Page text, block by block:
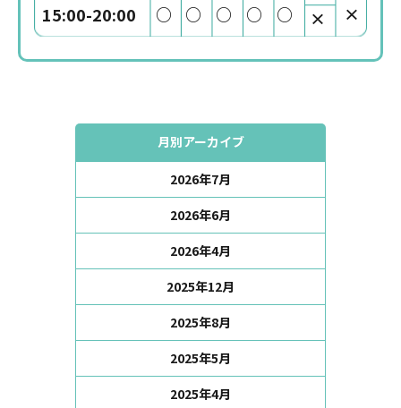
15:00-20:00
○ ○ ○ ○ ○ × ×
月別アーカイブ
2026年7月
2026年6月
2026年4月
2025年12月
2025年8月
2025年5月
2025年4月